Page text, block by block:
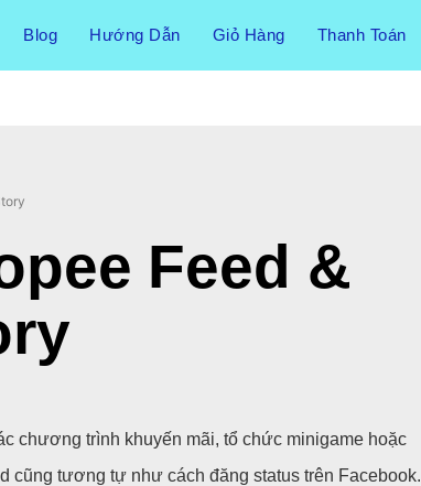
Blog Hướng Dẫn Giỏ Hàng Thanh Toán
Feed &
chương trình khuyến mãi, tổ chức minigame hoặc
tương tự như cách đăng status trên Facebook.